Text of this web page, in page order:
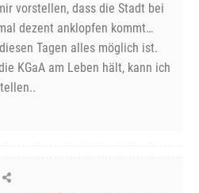
vorstellen, dass die Stadt bei
dezent anklopfen kommt…
Tagen alles möglich ist.
KGaA am Leben hält, kann ich